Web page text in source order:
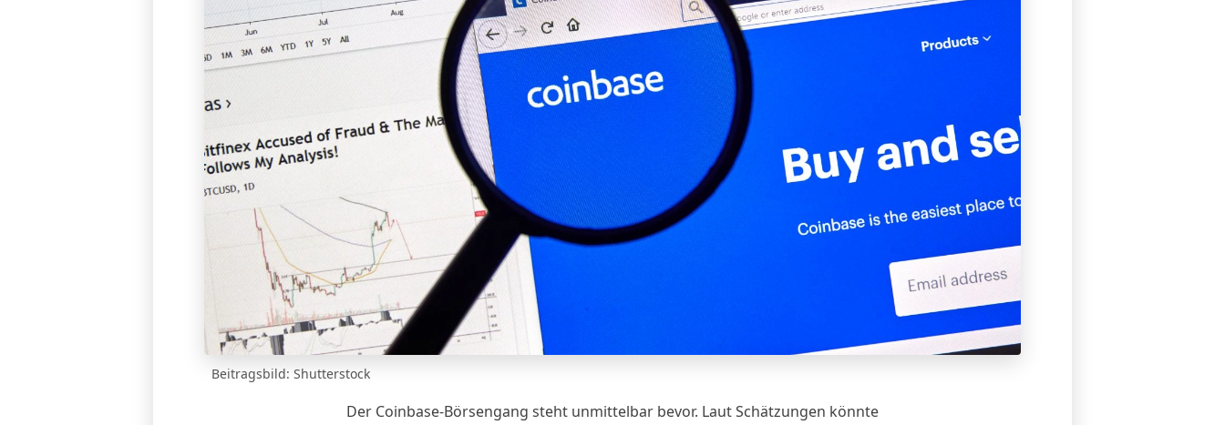
Beitragsbild: Shutterstock
Der Coinbase-Börsengang steht unmittelbar bevor. Laut Schätzungen könnte